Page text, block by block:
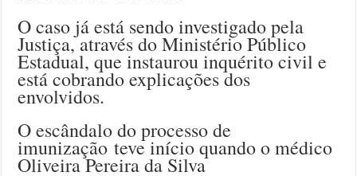
O caso já está sendo investigado pela
Justiça, através do Ministério Público
Estadual, que instaurou inquérito civil e
está cobrando explicações dos
envolvidos.
O escândalo do processo de
imunização teve início quando o médico
Oliveira Pereira da Silva